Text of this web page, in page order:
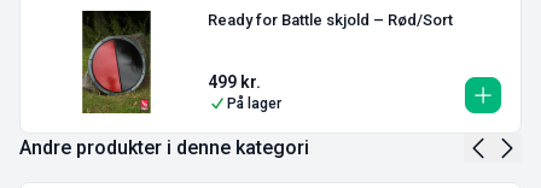
Ready for Battle skjold – Rød/Sort
499 kr.
På lager
Andre produkter i denne kategori